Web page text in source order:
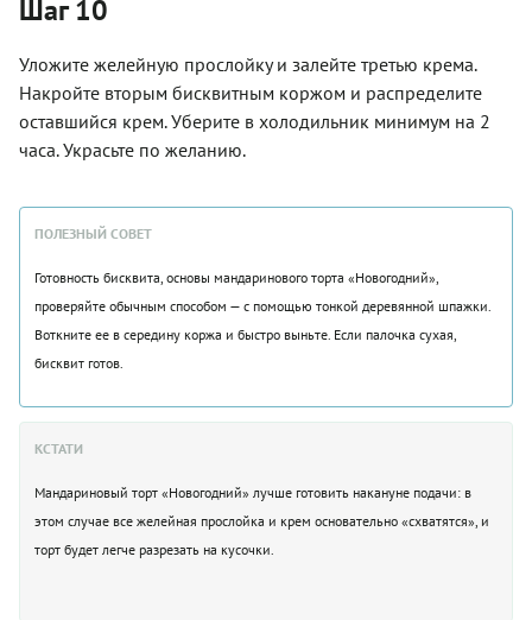
Шаг 10
Уложите желейную прослойку и залейте третью крема.
Накройте вторым бисквитным коржом и распределите
оставшийся крем. Уберите в холодильник минимум на 2
часа. Украсьте по желанию.
ПОЛЕЗНЫЙ СОВЕТ
Готовность бисквита, основы мандаринового торта «Новогодний»,
проверяйте обычным способом — с помощью тонкой деревянной шпажки.
Воткните ее в середину коржа и быстро выньте. Если палочка сухая,
бисквит готов.
КСТАТИ
Мандариновый торт «Новогодний» лучше готовить накануне подачи: в
этом случае все желейная прослойка и крем основательно «схватятся», и
торт будет легче разрезать на кусочки.